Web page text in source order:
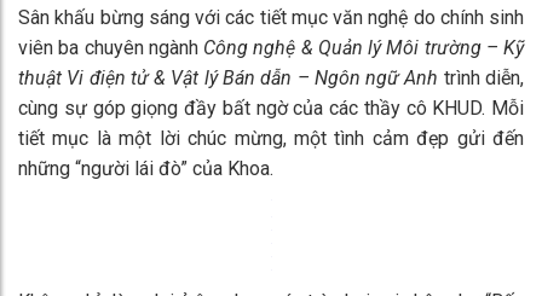
Thầy Trần Quốc Tuấn – Trưởng Khoa KHUD phát biểu mở
đầu chương trình